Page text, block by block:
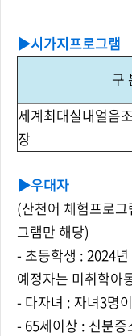
▶시가지프로그램
구
세계최대실내얼음
장
▶우대자
(산천어 체험프로
그램만 해당)
- 초등학생 : 2024
예정자는 미취학아
- 다자녀 : 자녀3명
- 65세이상 : 신분증